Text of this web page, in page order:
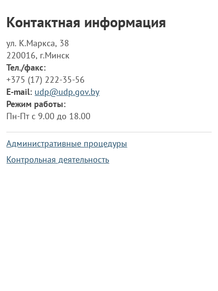
Контактная информация
ул. К.Маркса, 38
220016, г.Минск
Тел./факс:
+375 (17) 222-35-56
E-mail: udp@udp.gov.by
Режим работы:
Пн-Пт с 9.00 до 18.00
Административные процедуры
Контрольная деятельность